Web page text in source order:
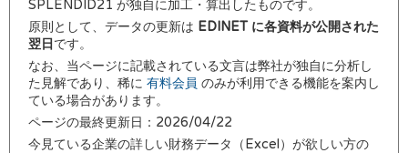
SPLENDID21 が独自に加工・算出したものです。
原則として、データの更新は EDINET に各資料が公開された
翌日 です。
なお、当ページに記載されている文言は弊社が独自に分析し
た見解であり、稀に 有料会員 のみが利用できる機能を案内し
ている場合があります。
ページの最終更新日：2026/04/22
今見ている企業の詳しい財務データ（Excel）が欲しい方の